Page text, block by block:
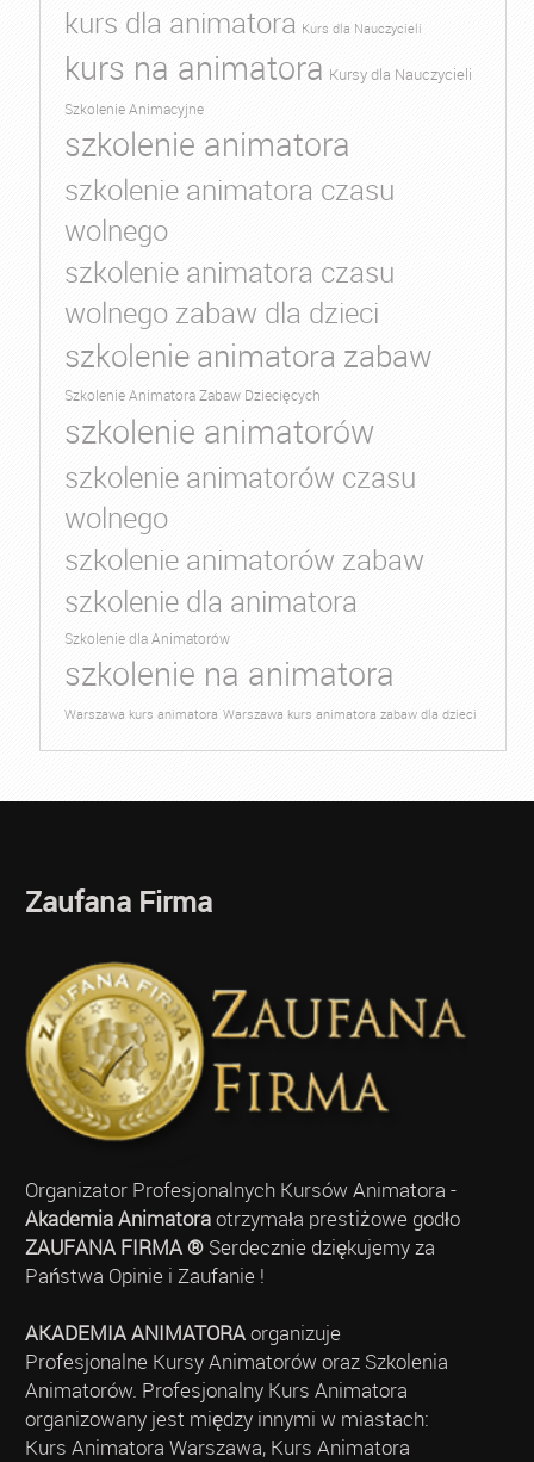
kurs dla animatora Kurs dla Nauczycieli
kurs na animatora Kursy dla Nauczycieli
Szkolenie Animacyjne
szkolenie animatora
szkolenie animatora czasu
wolnego
szkolenie animatora czasu
wolnego zabaw dla dzieci
szkolenie animatora zabaw
Szkolenie Animatora Zabaw Dziecięcych
szkolenie animatorów
szkolenie animatorów czasu
wolnego
szkolenie animatorów zabaw
szkolenie dla animatora
Szkolenie dla Animatorów
szkolenie na animatora
Warszawa kurs animatora Warszawa kurs animatora zabaw dla dzieci
Zaufana Firma
Organizator Profesjonalnych Kursów Animatora -
Akademia Animatoraotrzymała prestiżowe godło
ZAUFANA FIRMA ®Serdecznie dziękujemy za
Państwa Opinie i Zaufanie !
AKADEMIA ANIMATORAorganizuje
Profesjonalne Kursy Animatorów oraz Szkolenia
Animatorów. Profesjonalny Kurs Animatora
organizowany jest między innymi w miastach:
Kurs Animatora Warszawa, Kurs Animatora